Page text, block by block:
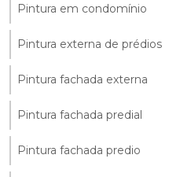
Pintura em condomínio
Pintura externa de prédios
Pintura fachada externa
Pintura fachada predial
Pintura fachada predio